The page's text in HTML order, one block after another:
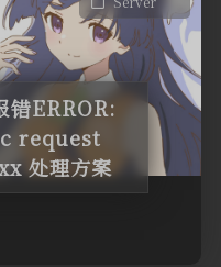
错ERROR:
request
处理方案